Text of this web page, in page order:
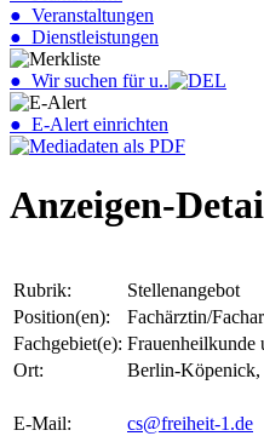
● Veranstaltungen
● Dienstleistungen
● Wir suchen für u..
● E-Alert einrichten
Anzeigen-
Rubrik:
Stellenangebot
Position(en):
Fachärztin/
Fachgebiet(e): Frauenheilkunde
Ort:
Berlin-Köpenick,
E-Mail: cs@freiheit-1.de